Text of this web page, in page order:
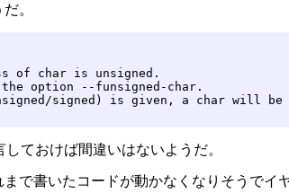
。
of char is unsigned.
option --funsigned-char.
signed) is given, a char will be
しておけば間違いはないようだ。
で書いたコードが動かなくなりそうでイ